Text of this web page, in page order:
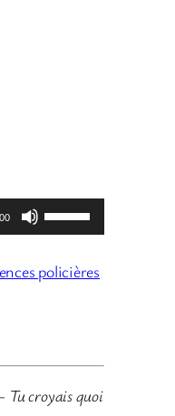
Utilisez
les
haut/bas
le
policières
Tu croyais quoi